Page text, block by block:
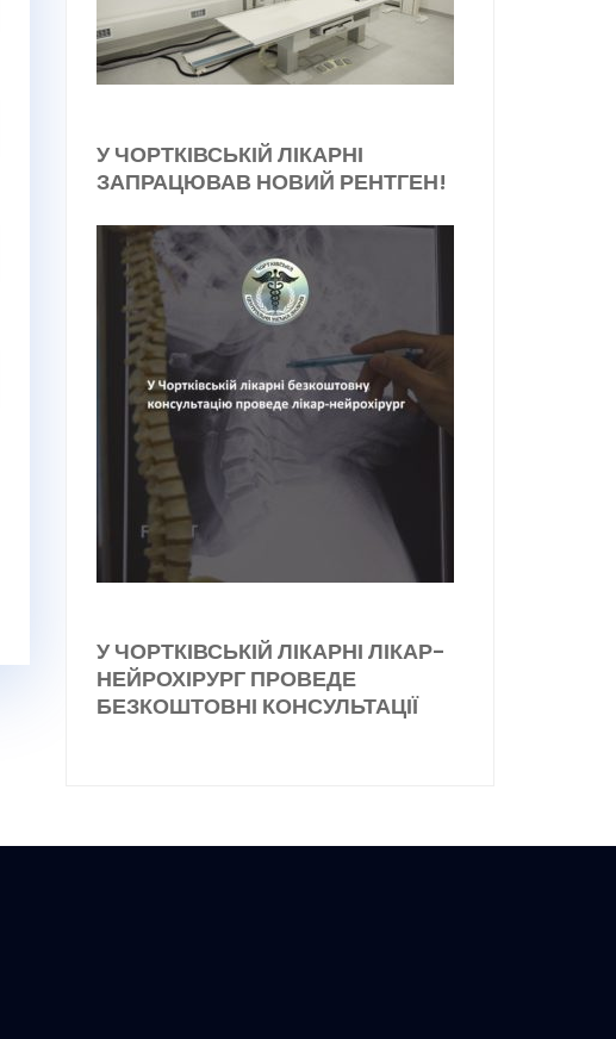
У ЧОРТКІВСЬКІЙ ЛІКАРНІ
ЗАПРАЦЮВАВ НОВИЙ РЕНТГЕН!
У ЧОРТКІВСЬКІЙ ЛІКАРНІ ЛІКАР-
НЕЙРОХІРУРГ ПРОВЕДЕ
БЕЗКОШТОВНІ КОНСУЛЬТАЦІЇ